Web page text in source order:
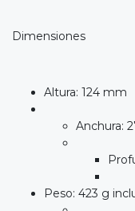
Dimensiones
Altura: 124 mm
Anchura:
Peso: 423 g